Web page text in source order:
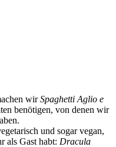
wirSpaghetti Aglio e
benötigen, von denen wir
und sogar vegan,
als Gast habt: Dracula